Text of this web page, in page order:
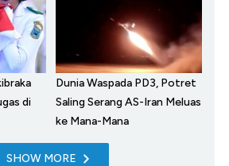
di
Dunia Waspada PD3, Potret
Saling Serang AS-Iran Meluas
ke Mana-Mana
SHOW MORE